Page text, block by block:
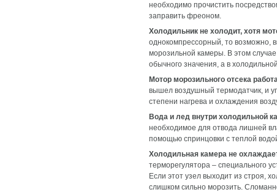
необходимо прочистить
заправить фреоном.
Холодильник не холодит, хотя
однокомпрессорный, то возможно,
морозильной камеры. В этом
обычного значения, а в
Мотор морозильного отсека
вышел воздушный термодатчик, и
степени нагрева и охлаждения
Вода и лед внутри холодильной
необходимое для отвода лишней
помощью спринцовки с теплой
Холодильная камера не
терморегулятора – специального
Если этот узел выходит из строя,
слишком сильно морозить.